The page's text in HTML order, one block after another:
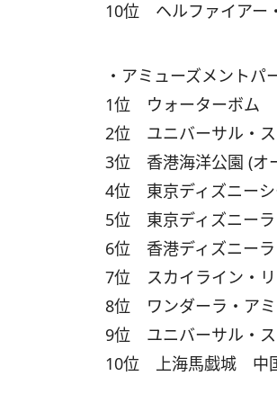
10位 ヘルファイアー
・アミューズメントパ
1位 ウォーターボム
2位 ユニバーサル・
3位 香港海洋公園 (オ
4位 東京ディズニー
5位 東京ディズニー
6位 香港ディズニー
7位 スカイライン・
8位 ワンダーラ・ア
9位 ユニバーサル・
10位 上海馬戯城 中